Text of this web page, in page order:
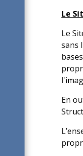
Le
Le
sans
En